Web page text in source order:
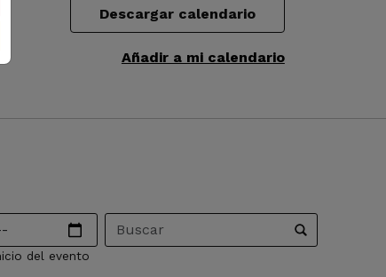
Descargar calendario
Añadir a mi calendario
del evento